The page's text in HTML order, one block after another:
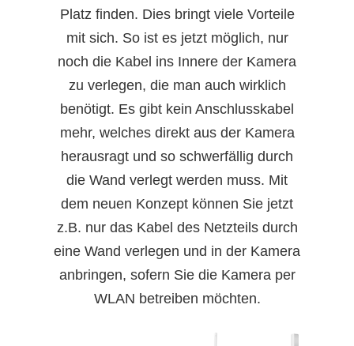
Platz finden. Dies bringt viele Vorteile
mit sich. So ist es jetzt möglich, nur
noch die Kabel ins Innere der Kamera
zu verlegen, die man auch wirklich
benötigt. Es gibt kein Anschlusskabel
mehr, welches direkt aus der Kamera
herausragt und so schwerfällig durch
die Wand verlegt werden muss. Mit
dem neuen Konzept können Sie jetzt
z.B. nur das Kabel des Netzteils durch
eine Wand verlegen und in der Kamera
anbringen, sofern Sie die Kamera per
WLAN betreiben möchten.